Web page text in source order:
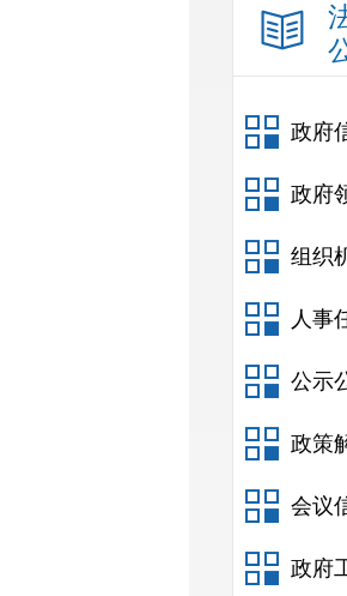
政府
政府
组织
人事
公示
政策
会议
政府